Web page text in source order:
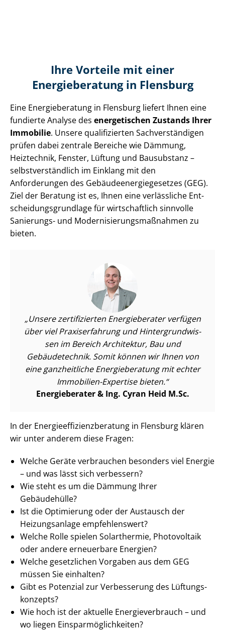
Ihre Vorteile mit einer
Energieberatung in Flensburg
Eine Energieberatung in Flensburg liefert Ihnen eine
fundierte Analyse des energetischen Zustands Ihrer
Immobilie. Unsere qualifizierten Sach­ver­stän­di­gen
prüfen dabei zentrale Bereiche wie Dämmung,
Heiztechnik, Fenster, Lüftung und Bausubstanz –
selbst­ver­ständ­lich im Einklang mit den
Anforderungen des Ge­bäu­de­en­er­gie­ge­set­zes (GEG).
Ziel der Beratung ist es, Ihnen eine verlässliche Ent­
schei­dungs­grund­la­ge für wirtschaftlich sinnvolle
Sanierungs- und Mo­der­ni­sie­rungs­maß­nah­men zu
bieten.
Unsere zertifizierten Energieberater verfügen
über viel Praxiserfahrung und Hin­ter­grund­wis­
sen im Bereich Architektur, Bau und
Gebäudetechnik. Somit können wir Ihnen von
eine ganzheitliche Energieberatung mit echter
Immobilien-Expertise bieten.
Energieberater & Ing. Cyran Heid M.Sc.
In der En­er­gie­ef­fi­zi­enz­be­ra­tung in Flensburg klären
wir unter anderem diese Fragen:
Welche Geräte verbrauchen besonders viel Energie
– und was lässt sich verbessern?
Wie steht es um die Dämmung Ihrer
Gebäudehülle?
Ist die Optimierung oder der Austausch der
Heizungsanlage empfehlenswert?
Welche Rolle spielen Solarthermie, Photovoltaik
oder andere erneuerbare Energien?
Welche gesetzlichen Vorgaben aus dem GEG
müssen Sie einhalten?
Gibt es Potenzial zur Verbesserung des Lüf­tungs­
kon­zepts?
Wie hoch ist der aktuelle En­er­gie­ver­brauch – und
wo liegen Ein­spar­mög­lich­kei­ten?